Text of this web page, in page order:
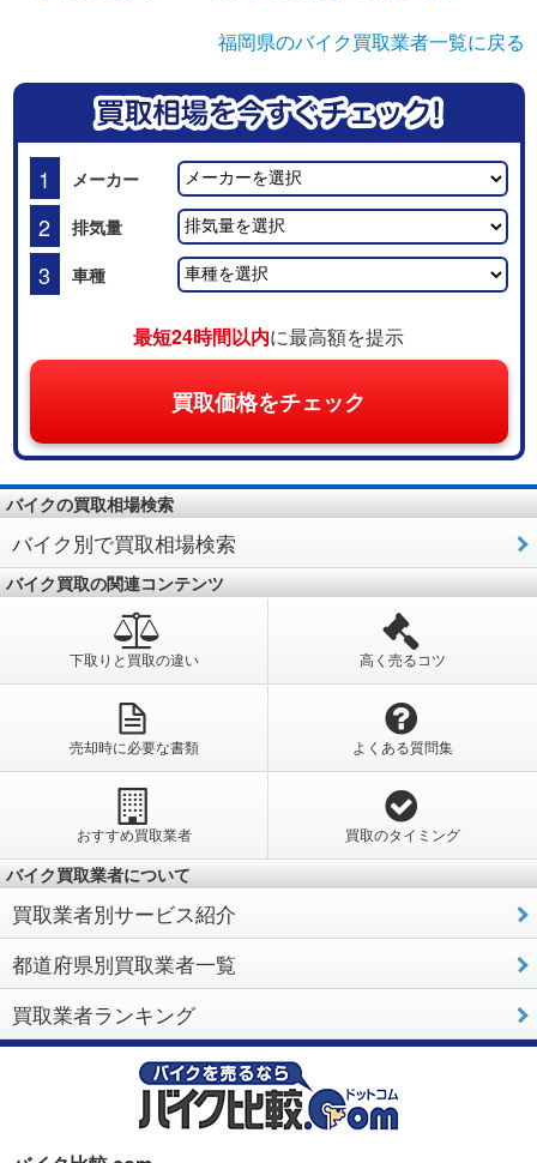
福岡県のバイク買取業者一覧に戻る
1 メーカー
2 排気量
3 車種
最短24時間以内に最高額を提示
買取価格をチェック
バイクの買取相場検索
バイク別で買取相場検索
バイク買取の関連コンテンツ
下取りと買取の違い 高く売るコツ
売却時に必要な書類 よくある質問集
おすすめ買取業者 買取のタイミング
バイク買取業者について
買取業者別サービス紹介
都道府県別買取業者一覧
買取業者ランキング